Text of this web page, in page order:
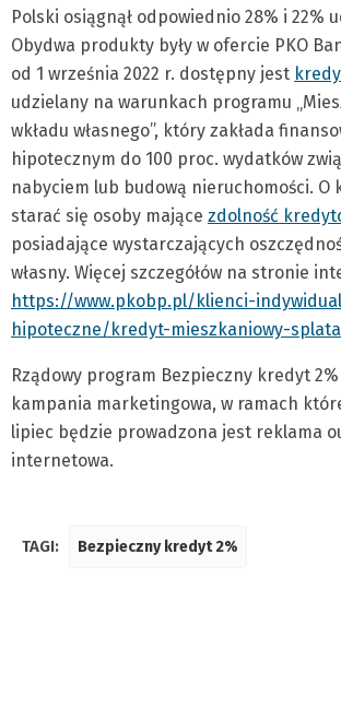
Polski osiągnął odpowiednio 28% i 22%
Obydwa produkty były w ofercie PKO
od 1 września 2022 r. dostępny jest
udzielany na warunkach programu
wkładu własnego”, który zakłada
hipotecznym do 100 proc. wydatków
nabyciem lub budową nieruchomości. O
starać się osoby mające zdolność
posiadające wystarczających
własny. Więcej szczegółów na stronie
https://www.pkobp.pl/klienci-
hipoteczne/kredyt-mieszkaniowy-
Rządowy program Bezpieczny kredyt
kampania marketingowa, w ramach
lipiec będzie prowadzona jest reklama
internetowa.
TAGI: Bezpieczny kredyt 2%